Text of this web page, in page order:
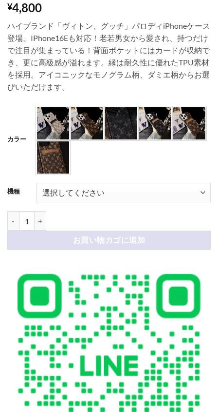
¥4,800
ハイブランド「ヴィトン、グッチ」パロディiPhoneケース
登場。IPhone16Eも対応！老若男女から愛され、持つだけ
で注目が集まっている！背面ポケットにはカードが収納で
き、更に高級感が溢れます。縁は耐久性に優れたTPU素材
を採用。アイコニックなモノグラム柄、ダミエ柄からお選
びいただけます。
カラー
機種
お買い物カゴに追加